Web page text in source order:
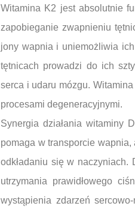
Witamina K2 jest absolutnie
zapobieganie zwapnieniu
jony wapnia i uniemożliwia
tętnicach prowadzi do ich
serca i udaru mózgu.
procesami degeneracyjnymi.
Synergia działania witaminy
pomaga w transporcie
odkładaniu się w
utrzymania prawidłowego
wystąpienia zdarzeń